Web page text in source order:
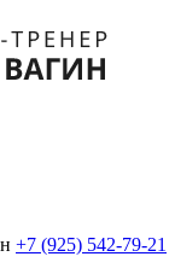
+7 (925) 542-79-21